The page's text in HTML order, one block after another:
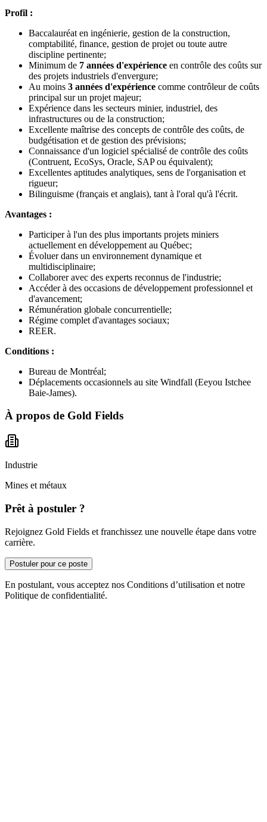
Profil :
Baccalauréat en ingénierie, gestion de la construction,
comptabilité, finance, gestion de projet ou toute autre
discipline pertinente;
Minimum de 7 années d'expérience en contrôle des coûts sur
des projets industriels d'envergure;
Au moins 3 années d'expérience comme contrôleur de coûts
principal sur un projet majeur;
Expérience dans les secteurs minier, industriel, des
infrastructures ou de la construction;
Excellente maîtrise des concepts de contrôle des coûts, de
budgétisation et de gestion des prévisions;
Connaissance d'un logiciel spécialisé de contrôle des coûts
(Contruent, EcoSys, Oracle, SAP ou équivalent);
Excellentes aptitudes analytiques, sens de l'organisation et
rigueur;
Bilinguisme (français et anglais), tant à l'oral qu'à l'écrit.
Avantages :
Participer à l'un des plus importants projets miniers
actuellement en développement au Québec;
Évoluer dans un environnement dynamique et
multidisciplinaire;
Collaborer avec des experts reconnus de l'industrie;
Accéder à des occasions de développement professionnel et
d'avancement;
Rémunération globale concurrentielle;
Régime complet d'avantages sociaux;
REER.
Conditions :
Bureau de Montréal;
Déplacements occasionnels au site Windfall (Eeyou Istchee
Baie-James).
À propos de Gold Fields
Industrie
Mines et métaux
Prêt à postuler ?
Rejoignez Gold Fields et franchissez une nouvelle étape dans votre
carrière.
Postuler pour ce poste
En postulant, vous acceptez nos Conditions d’utilisation et notre
Politique de confidentialité.